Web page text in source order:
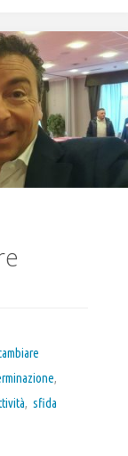
,
, sfida